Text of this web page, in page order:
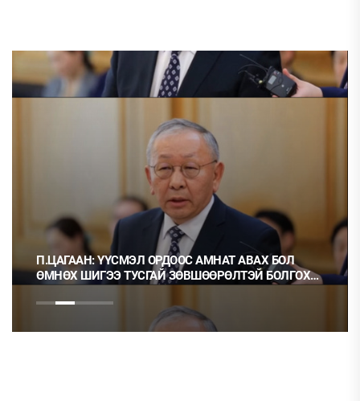
АВАХ БОЛ
БОЛГОХ
Ц.МОНГОЛ: НЭГ ГЭРЭЭГ ГЭМТ ХЭРЭГ
НЬ ОРХИХ НЬ ШУДАРГА ЁС УУ?